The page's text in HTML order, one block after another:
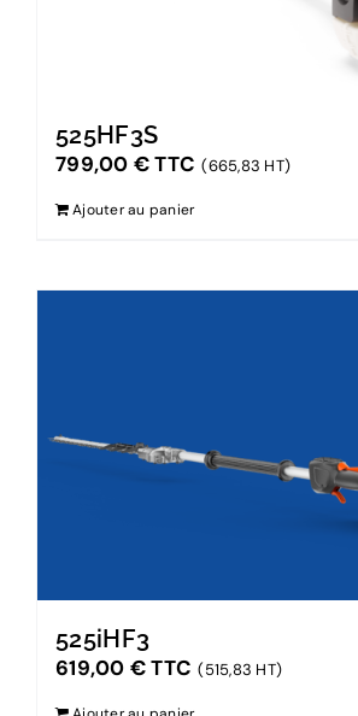
525HF3S
799,00 €TTC (665,83 HT)
Ajouter au panier
525iHF3
619,00 €TTC (515,83 HT)